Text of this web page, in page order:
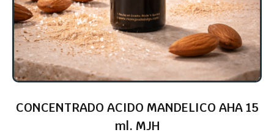
CONCENTRADO ACIDO MANDELICO AHA 15
ml. MJH